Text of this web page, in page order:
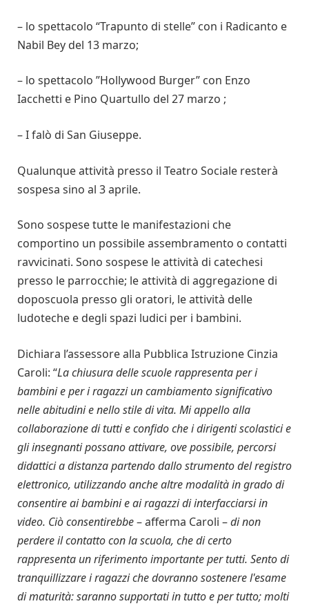
– lo spettacolo “Trapunto di stelle” con i Radicanto e
Nabil Bey del 13 marzo;
– lo spettacolo ”Hollywood Burger” con Enzo
Iacchetti e Pino Quartullo del 27 marzo ;
– I falò di San Giuseppe.
Qualunque attività presso il Teatro Sociale resterà
sospesa sino al 3 aprile.
Sono sospese tutte le manifestazioni che
comportino un possibile assembramento o contatti
ravvicinati. Sono sospese le attività di catechesi
presso le parrocchie; le attività di aggregazione di
doposcuola presso gli oratori, le attività delle
ludoteche e degli spazi ludici per i bambini.
Dichiara l’assessore alla Pubblica Istruzione Cinzia
Caroli: “La chiusura delle scuole rappresenta per i
bambini e per i ragazzi un cambiamento significativo
nelle abitudini e nello stile di vita. Mi appello alla
collaborazione di tutti e confido che i dirigenti scolastici e
gli insegnanti possano attivare, ove possibile, percorsi
didattici a distanza partendo dallo strumento del registro
elettronico, utilizzando anche altre modalità in grado di
consentire ai bambini e ai ragazzi di interfacciarsi in
video. Ciò consentirebbe– afferma Caroli –di non
perdere il contatto con la scuola, che di certo
rappresenta un riferimento importante per tutti. Sento di
tranquillizzare i ragazzi che dovranno sostenere l'esame
di maturità: saranno supportati in tutto e per tutto; molti